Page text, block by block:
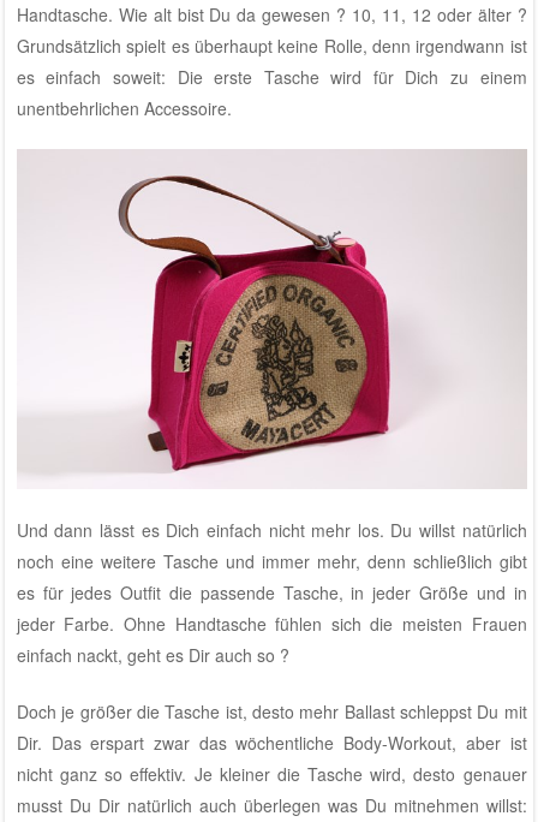
Handtasche. Wie alt bist Du da gewesen ? 10, 11, 12 oder älter ?
Grundsätzlich spielt es überhaupt keine Rolle, denn irgendwann ist
es einfach soweit: Die erste Tasche wird für Dich zu einem
unentbehrlichen Accessoire.
Und dann lässt es Dich einfach nicht mehr los. Du willst natürlich
noch eine weitere Tasche und immer mehr, denn schließlich gibt
es für jedes Outfit die passende Tasche, in jeder Größe und in
jeder Farbe. Ohne Handtasche fühlen sich die meisten Frauen
einfach nackt, geht es Dir auch so ?
Doch je größer die Tasche ist, desto mehr Ballast schleppst Du mit
Dir. Das erspart zwar das wöchentliche Body-Workout, aber ist
nicht ganz so effektiv. Je kleiner die Tasche wird, desto genauer
musst Du Dir natürlich auch überlegen was Du mitnehmen willst: